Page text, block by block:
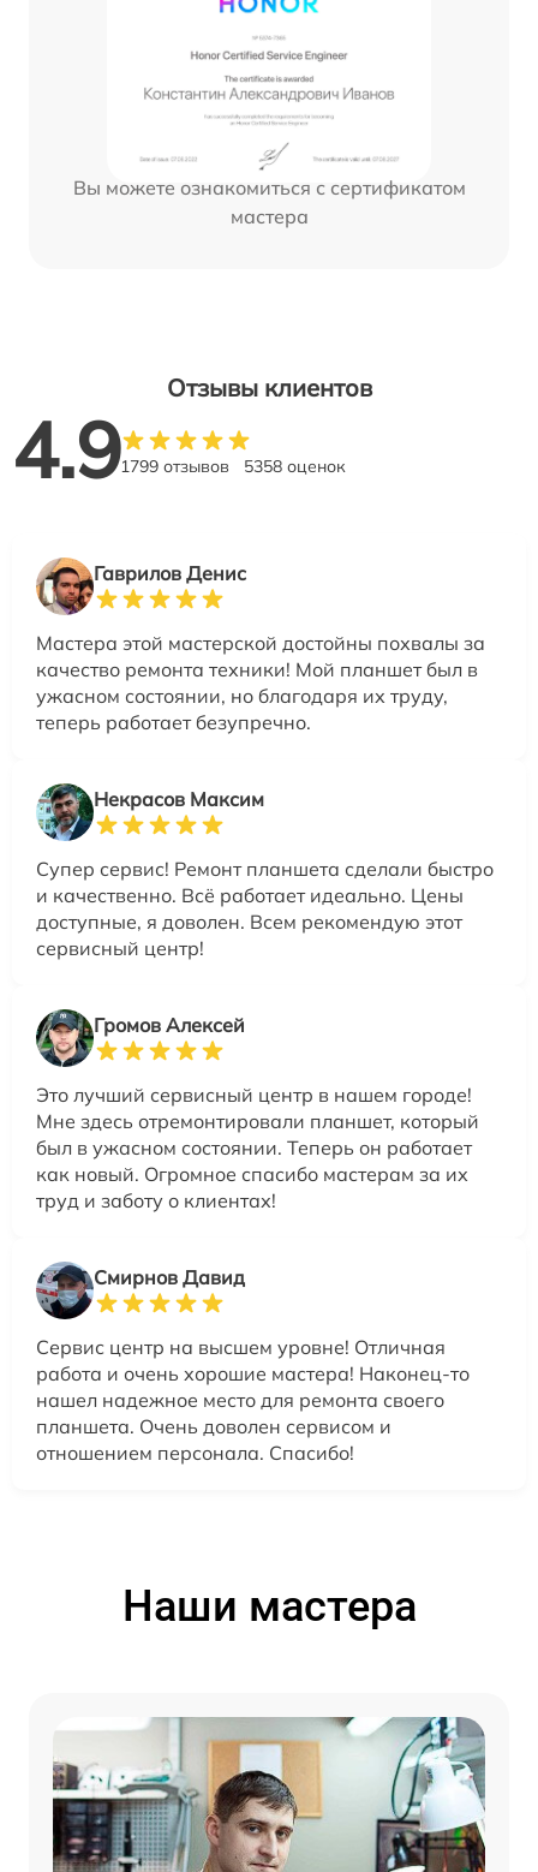
Вы можете ознакомиться с сертификатом
мастера
Отзывы клиентов
4.91799 отзывов 5358 оценок
Гаврилов Денис
Мастера этой мастерской достойны похвалы за
качество ремонта техники! Мой планшет был в
ужасном состоянии, но благодаря их труду,
теперь работает безупречно.
Некрасов Максим
Супер сервис! Ремонт планшета сделали быстро
и качественно. Всё работает идеально. Цены
доступные, я доволен. Всем рекомендую этот
сервисный центр!
Громов Алексей
Это лучший сервисный центр в нашем городе!
Мне здесь отремонтировали планшет, который
был в ужасном состоянии. Теперь он работает
как новый. Огромное спасибо мастерам за их
труд и заботу о клиентах!
Смирнов Давид
Сервис центр на высшем уровне! Отличная
работа и очень хорошие мастера! Наконец-то
нашел надежное место для ремонта своего
планшета. Очень доволен сервисом и
отношением персонала. Спасибо!
Наши мастера